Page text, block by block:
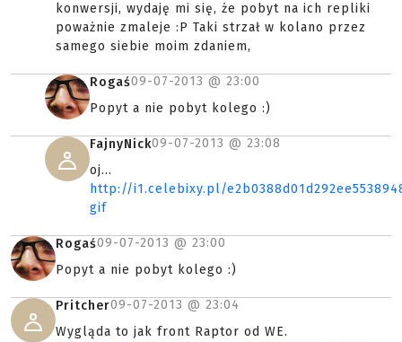
konwersji, wydaję mi się, że pobyt na ich repliki
poważnie zmaleje :P Taki strzał w kolano przez
samego siebie moim zdaniem,
Rogaś09-07-2013 @ 23:00
Popyt a nie pobyt kolego :)
FajnyNick09-07-2013 @ 23:08
oj...
http://i1.celebixy.pl/
gif
Rogaś09-07-2013 @ 23:00
Popyt a nie pobyt kolego :)
Pritcher09-07-2013 @ 23:04
Wygląda to jak front Raptor od WE.